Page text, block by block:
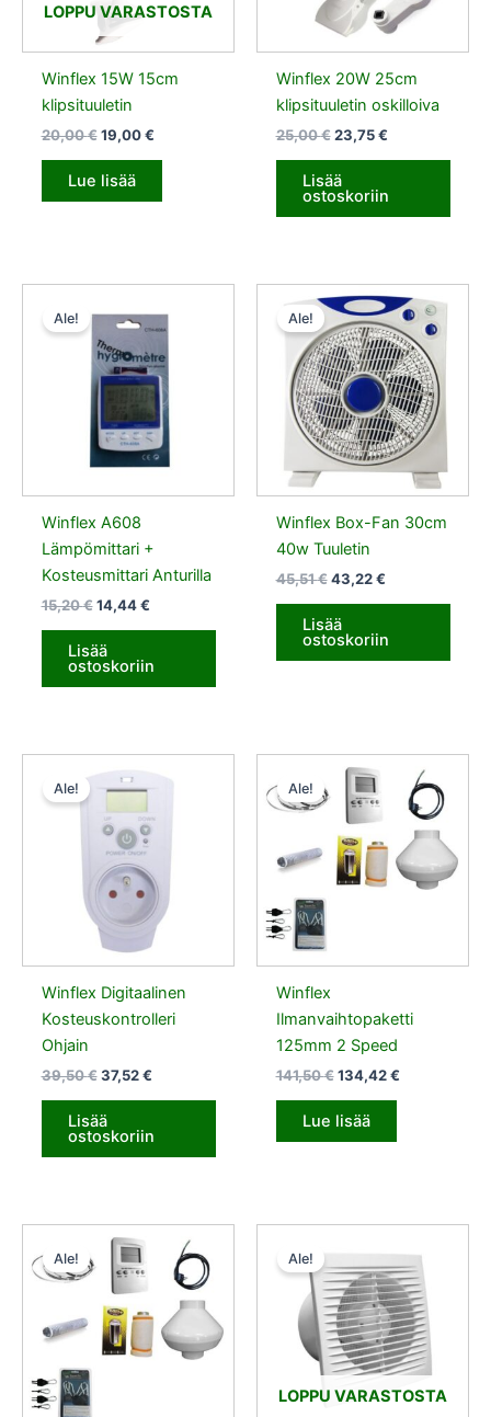
LOPPU VARASTOSTA
Winflex 15W 15cm
klipsituuletin
20,00€ 19,00€
Lue lisää
Winflex 20W 25cm
klipsituuletin oskilloiva
25,00€ 23,75€
Lisää
ostoskoriin
Ale!
Winflex A608
Lämpömittari +
Kosteusmittari Anturilla
15,20€
hinta
oli:
15,20 €.
14,44€
hinta
on:
Lisää
ostoskoriin
Ale!
Winflex Box-Fan 30cm
40w Tuuletin
45,51€
Alkuperäinen
hinta
oli:
45,51 €.
43,22€
hinta
on:
43,22 €.
Lisää
ostoskoriin
Ale!
Winflex Digitaalinen
Kosteuskontrolleri
Ohjain
39,50€
hinta
39,50 €.
37,52€
hinta
37,52 €.
Lisää
ostoskoriin
Ale!
Winflex
Ilmanvaihtopaketti
125mm 2 Speed
141,50€
hinta
oli:
141,50 €.
134,42€
hinta
on:
134,42 €.
Lue lisää
Ale!
hinta
oli:
156,90 €.
hinta
on:
149,06 €.
LOPPU VARASTOSTA
Ale!
oli:
19,50 €.
on:
18,52 €.